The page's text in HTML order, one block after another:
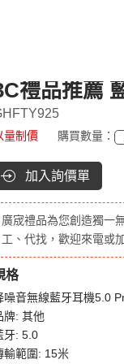
禮品推薦
量制價 購買數量：
加入詢價單
廣宬禮品為您創造獨一
工、代找，歡迎來電或
格
噪音無線藍牙耳機5.0
牌: 其他
牙: 5.0
輸範圍: 15米